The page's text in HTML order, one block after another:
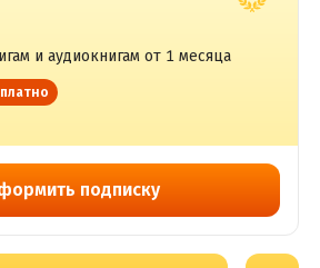
и аудиокнигам от 1 месяца
подписку